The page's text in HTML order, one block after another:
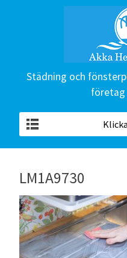
Städning och
företag
LM1A9730